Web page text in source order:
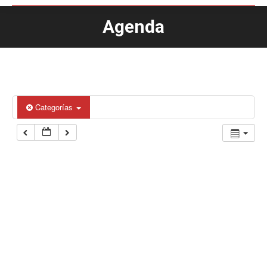
Agenda
Estás aquí:
Categorías